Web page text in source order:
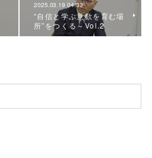
2025.03.19 04:33
“自信と学ぶ意欲を育む場
所”をつくる～Vol.2